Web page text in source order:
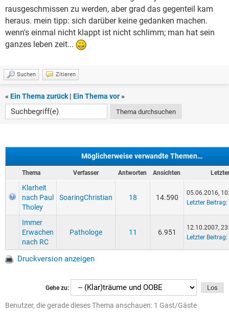
rausgeschmissen zu werden, aber grad das gegenteil kam
heraus. mein tipp: sich darüber keine gedanken machen.
wenn's einmal nicht klappt ist nicht schlimm; man hat sein
ganzes leben zeit...
Suchen Zitieren
« Ein Thema zurück| Ein Thema vor»
Möglicherweise verwandte Themen…
Thema Verfasser Antworten Ansichten
Klarheit
nach Paul
Tholey
SoaringChristian 18 14.590
05.06.2016,
Letzter Beitrag:
Immer
Erwachen
nach RC
Pathologe 11 6.951
12.10.2007,
Letzter Beitrag:
Druckversion anzeigen
Gehe zu:
Benutzer, die gerade dieses Thema anschauen: 1 Gast/Gäste